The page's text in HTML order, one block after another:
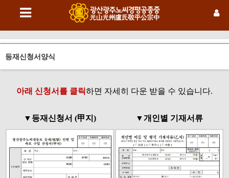
등재신청서양식
아래 신청서를 클릭하면 자세히 다운 받을 수 있습니다.
▼등재신청서 (甲지) ▼개인별 기재서류